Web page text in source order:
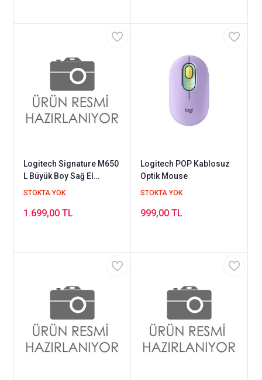
Logitech Signature M650
L Büyük Boy Sağ El
Kablosuz Mouse Mavi
STOKTA YOK
1.699,00 TL
Logitech POP Kablosuz
Optik Mouse
STOKTA YOK
999,00 TL